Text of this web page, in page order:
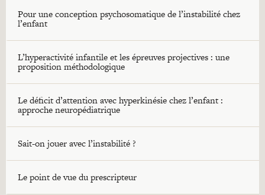
Pour une conception psychosomatique de l’instabilité chez
l’enfant
L’hyperactivité infantile et les épreuves projectives : une
proposition méthodologique
Le déficit d’attention avec hyperkinésie chez l’enfant :
approche neuropédiatrique
Sait-on jouer avec l’instabilité ?
Le point de vue du prescripteur